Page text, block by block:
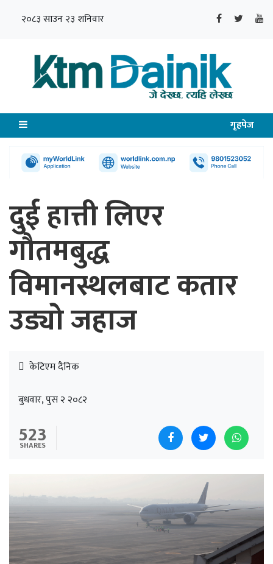
२०८३ साउन २३ शनिवार
गृहपेज
दुई हात्ती लिएर
गौतमबुद्ध
विमानस्थलबाट कतार
उड्यो जहाज
केटिएम दैनिक
बुधवार, पुस २ २०८२
523
SHARES